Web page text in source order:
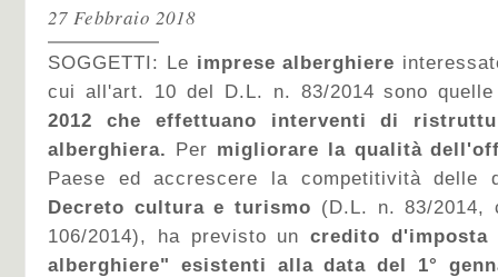
27 Febbraio 2018
SOGGETTI: Le imprese alberghiere
cui all'art. 10 del D.L. n. 83/2014 sono
2012 che effettuano interventi di
alberghiera. Per migliorare la qualità
Paese ed accrescere la competitività delle
Decreto cultura e turismo (D.L. n. 83/2014,
106/2014), ha previsto uncredito d'imposta
alberghiere" esistenti alla data del 1°